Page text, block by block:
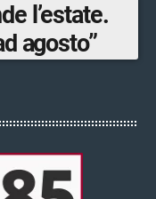
l’estate.
agosto”